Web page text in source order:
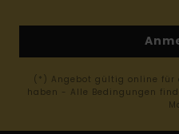
(*) Angebot gültig online für
haben - Alle Bedingungen